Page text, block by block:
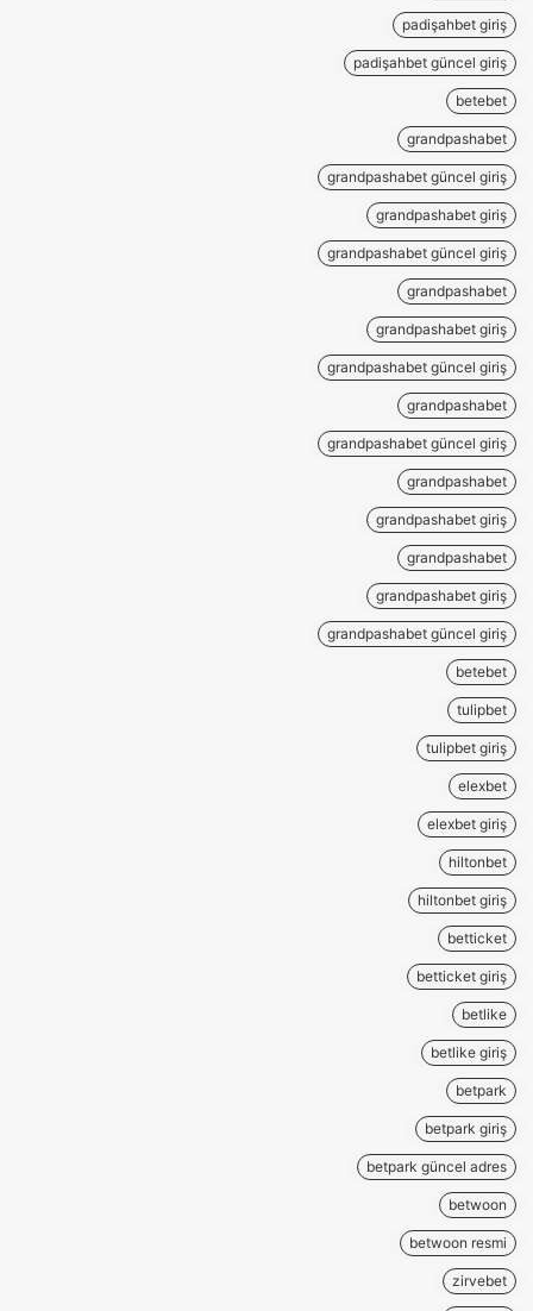
padişahbet giriş
padişahbet güncel giriş
betebet
grandpashabet
grandpashabet güncel giriş
grandpashabet giriş
grandpashabet güncel giriş
grandpashabet
grandpashabet giriş
grandpashabet güncel giriş
grandpashabet
grandpashabet güncel giriş
grandpashabet
grandpashabet giriş
grandpashabet
grandpashabet giriş
grandpashabet güncel giriş
betebet
tulipbet
tulipbet giriş
elexbet
elexbet giriş
hiltonbet
hiltonbet giriş
betticket
betticket giriş
betlike
betlike giriş
betpark
betpark giriş
betpark güncel adres
betwoon
betwoon resmi
zirvebet